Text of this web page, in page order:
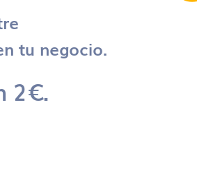
tu negocio.
2€.